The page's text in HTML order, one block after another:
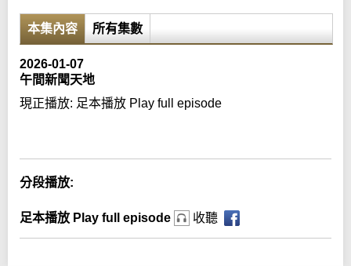
本集內容 所有集數
2026-01-07
午間新聞天地
現正播放: 足本播放 Play full episode
分段播放:
足本播放 Play full episode 收聽